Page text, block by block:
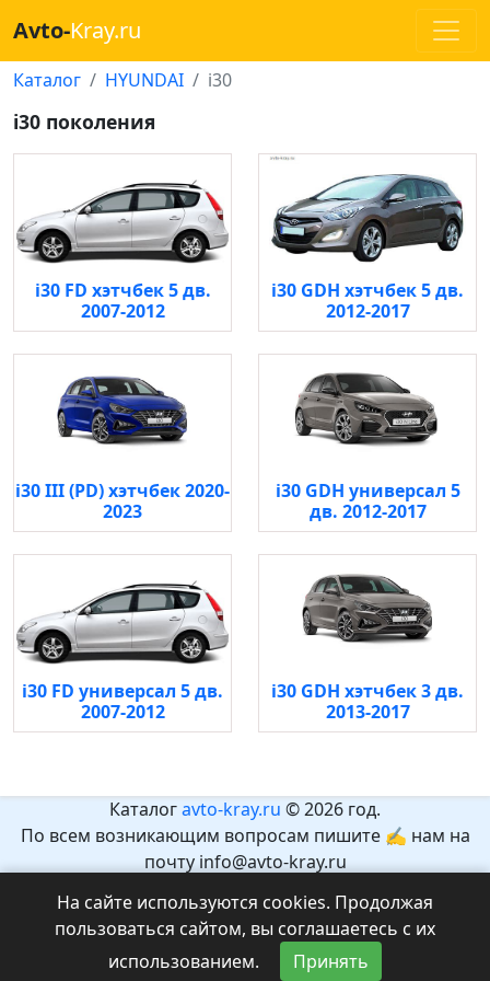
Avto-Kray.ru
Каталог HYUNDAI i30
i30 поколения
i30 FD хэтчбек 5 дв.
2007-2012
i30 GDH хэтчбек 5 дв.
2012-2017
i30 III (PD) хэтчбек 2020-
2023
i30 GDH универсал 5
дв. 2012-2017
i30 FD универсал 5 дв.
2007-2012
i30 GDH хэтчбек 3 дв.
2013-2017
Каталогavto-kray.ru © 2026 год.
По всем возникающим вопросам пишите ✍ нам на
почту info@avto-kray.ru
которая может причинить вред здоровью и развитию
детей.
Рекомендуемый возраст 12+.
На сайте используются cookies. Продолжая
пользоваться сайтом, вы соглашаетесь с их
использованием.
Принять